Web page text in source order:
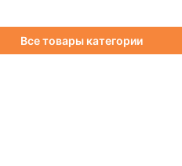
Все товары категории